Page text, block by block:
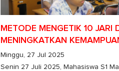
METODE MENGETIK 10 JARI
MENINGKATKAN
Minggu, 27 Jul 2025
Senin 27 Juli 2025, Mahasiswa S1